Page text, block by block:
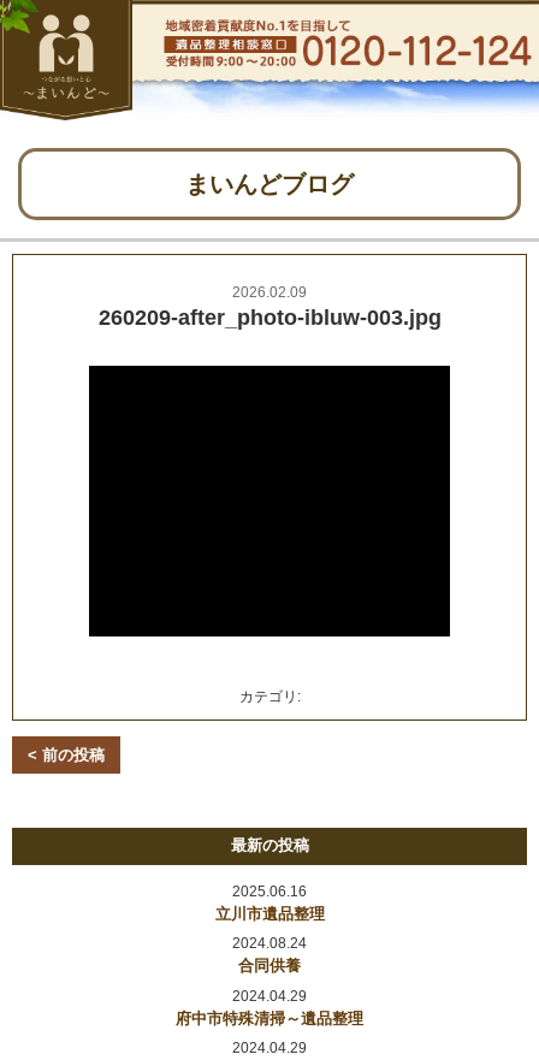
まいんどブログ
2026.02.09
260209-after_photo-ibluw-003.jpg
カテゴリ:
< 前の投稿
最新の投稿
2025.06.16
立川市遺品整理
2024.08.24
合同供養
2024.04.29
府中市特殊清掃～遺品整理
2024.04.29